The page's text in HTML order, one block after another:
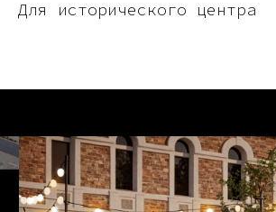
Для исторического центра